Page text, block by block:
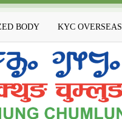
BODY KYC OVERSEAS